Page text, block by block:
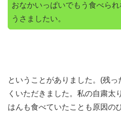
おなかいっぱいでもう食べら
うさましたい。
ということがありました。(残
くいただきました。私の自粛太
はんも食べていたことも原因の